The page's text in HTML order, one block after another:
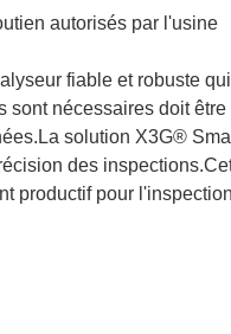
autorisés par l'usine
fiable et robuste
sont nécessaires doit
solution X3G®
des
productif pour